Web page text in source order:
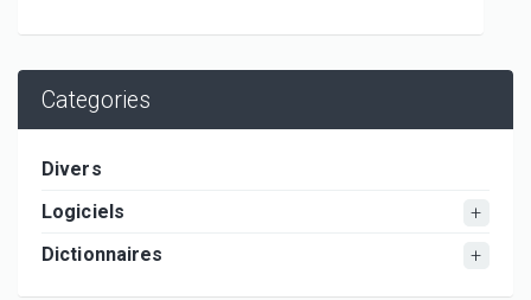
Categories
Divers
Logiciels
Dictionnaires